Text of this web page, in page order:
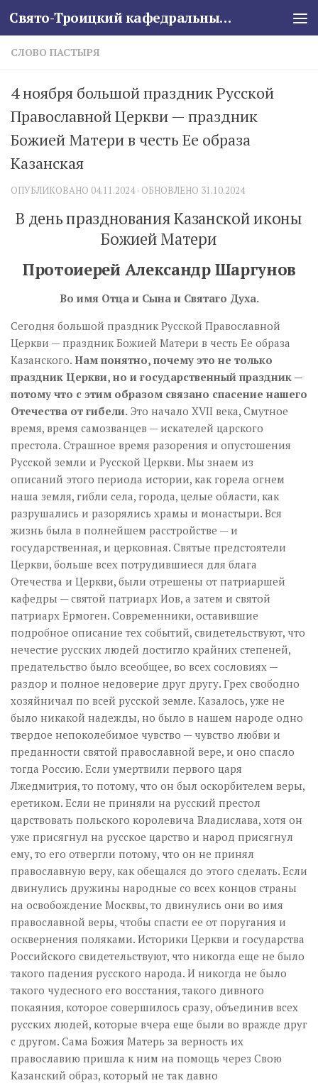
Skip to content Свято-Троицкий кафедральный собор
СЛОВО ПАСТЫРЯ
4 ноября большой праздник Русской
Православной Церкви — праздник
Божией Матери в честь Ее образа
Казанская
ОПУБЛИКОВАНО 04.11.2024· ОБНОВЛЕНО 31.10.2024
В день празднования Казанской иконы
Божией Матери
Протоиерей Александр Шаргунов
Во имя Отца и Сына и Святаго Духа.
Сегодня большой праздник Русской Православной
Церкви — праздник Божией Матери в честь Ее образа
Казанского. Нам понятно, почему это не только
праздник Церкви, но и государственный праздник —
потому что с этим образом связано спасение нашего
Отечества от гибели. Это начало XVII века, Смутное
время, время самозванцев — искателей царского
престола. Страшное время разорения и опустошения
Русской земли и Русской Церкви. Мы знаем из
описаний этого периода истории, как горела огнем
наша земля, гибли села, города, целые области, как
разрушались и разорялись храмы и монастыри. Вся
жизнь была в полнейшем расстройстве — и
государственная, и церковная. Святые предстоятели
Церкви, больше всех потрудившиеся для блага
Отечества и Церкви, были отрешены от патриаршей
кафедры — святой патриарх Иов, а затем и святой
патриарх Ермоген. Современники, оставившие
подробное описание тех событий, свидетельствуют, что
нечестие русских людей достигло крайних степеней,
предательство было всеобщее, во всех сословиях —
раздор и полное недоверие друг другу. Грех свободно
хозяйничал по всей русской земле. Казалось, уже не
было никакой надежды, но было в нашем народе одно
твердое непоколебимое чувство — чувство любви и
преданности святой православной вере, и оно спасло
тогда Россию. Если умертвили первого царя
Лжедмитрия, то потому, что он был оскорбителем веры,
еретиком. Если не приняли на русский престол
царствовать польского королевича Владислава, хотя он
уже присягнул на русское царство и народ присягнул
ему, то его отвергли потому, что он не принял
православную веру, как обещался до этого сделать. Если
двинулись дружины народные со всех концов страны
на освобождение Москвы, то двинулись они во имя
православной веры, чтобы спасти ее от поругания и
осквернения поляками. Историки Церкви и государства
Российского свидетельствуют, что никогда еще не было
такого падения русского народа. И никогда не было
такого чудесного его восстания, такого дивного
покаяния, которое совершилось сразу, объединив всех
русских людей, которые вчера еще были во вражде друг
с другом. Сама Божия Матерь за верность их
православию пришла к ним на помощь через Свою
Казанский образ, который не так давно